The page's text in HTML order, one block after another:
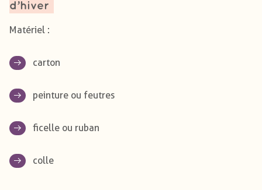
d’hiver
Matériel :
carton
peinture ou feutres
ficelle ou ruban
colle